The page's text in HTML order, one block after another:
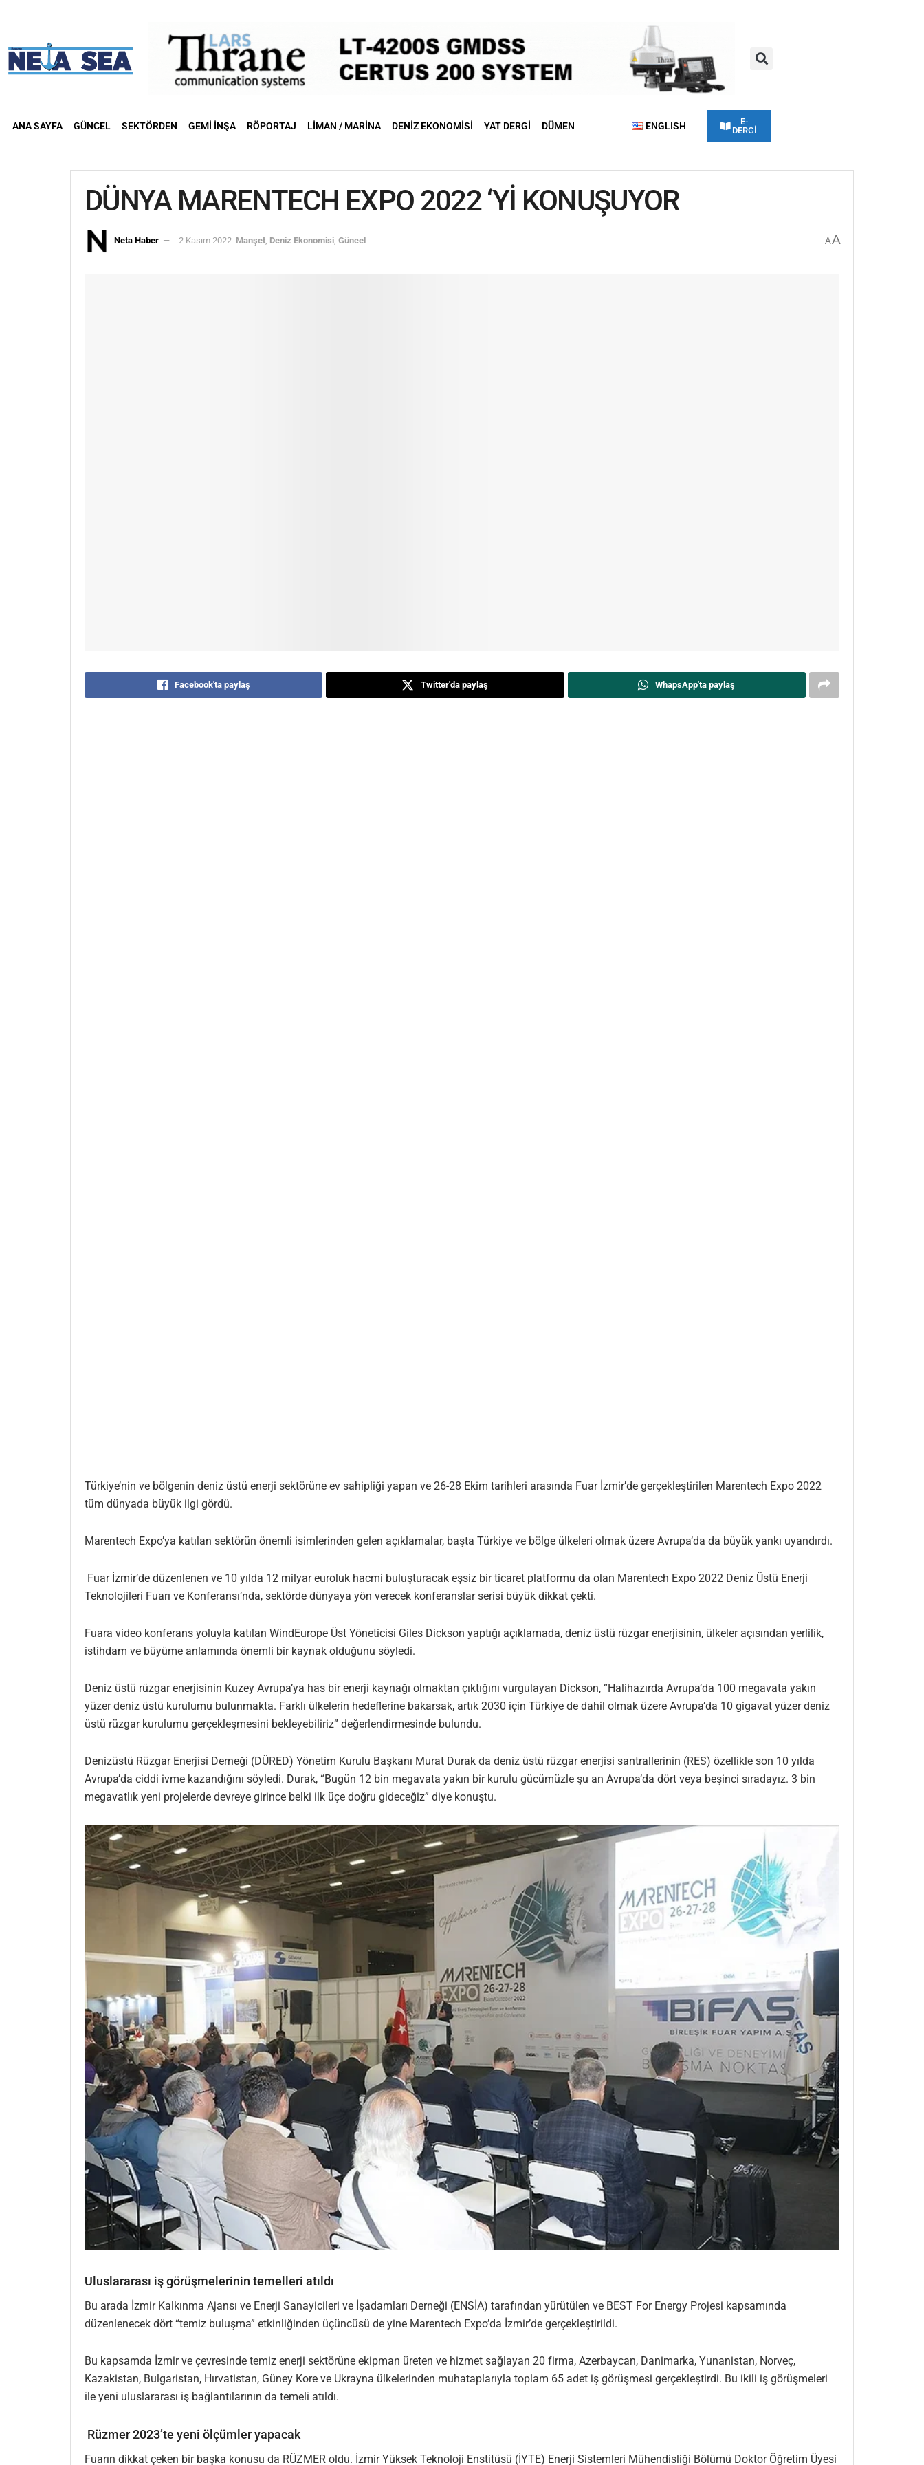
ANA SAYFA GÜNCEL SEKTÖRDEN GEMI İNŞA RÖPORTAJ LIMAN / MARINA DENIZ EKONOMISI YAT DERGI DÜMEN ENGLISH
E-
DERGİ
DÜNYA MARENTECH EXPO 2022 ‘Yİ KONUŞUYOR
Neta Haber 2 Kasım 2022 Manşet Deniz Ekonomisi Güncel AA
Facebook'ta paylaş Twitter'da paylaş WhapsApp'ta paylaş
Türkiye’nin ve bölgenin deniz üstü enerji sektörüne ev sahipliği yapan ve 26-28 Ekim tarihleri arasında Fuar İzmir’de gerçekleştirilen Marentech Expo 2022
tüm dünyada büyük ilgi gördü.
Marentech Expo’ya katılan sektörün önemli isimlerinden gelen açıklamalar, başta Türkiye ve bölge ülkeleri olmak üzere Avrupa’da da büyük yankı uyandırdı.
Fuar İzmir’de düzenlenen ve 10 yılda 12 milyar euroluk hacmi buluşturacak eşsiz bir ticaret platformu da olan Marentech Expo 2022 Deniz Üstü Enerji
Teknolojileri Fuarı ve Konferansı’nda, sektörde dünyaya yön verecek konferanslar serisi büyük dikkat çekti.
Fuara video konferans yoluyla katılan WindEurope Üst Yöneticisi Giles Dickson yaptığı açıklamada, deniz üstü rüzgar enerjisinin, ülkeler açısından yerlilik,
istihdam ve büyüme anlamında önemli bir kaynak olduğunu söyledi.
Deniz üstü rüzgar enerjisinin Kuzey Avrupa’ya has bir enerji kaynağı olmaktan çıktığını vurgulayan Dickson, “Halihazırda Avrupa’da 100 megavata yakın
yüzer deniz üstü kurulumu bulunmakta. Farklı ülkelerin hedeflerine bakarsak, artık 2030 için Türkiye de dahil olmak üzere Avrupa’da 10 gigavat yüzer deniz
üstü rüzgar kurulumu gerçekleşmesini bekleyebiliriz” değerlendirmesinde bulundu.
Denizüstü Rüzgar Enerjisi Derneği (DÜRED) Yönetim Kurulu Başkanı Murat Durak da deniz üstü rüzgar enerjisi santrallerinin (RES) özellikle son 10 yılda
Avrupa’da ciddi ivme kazandığını söyledi. Durak, “Bugün 12 bin megavata yakın bir kurulu gücümüzle şu an Avrupa’da dört veya beşinci sıradayız. 3 bin
megavatlık yeni projelerde devreye girince belki ilk üçe doğru gideceğiz” diye konuştu.
Uluslararası iş görüşmelerinin temelleri atıldı
Bu arada İzmir Kalkınma Ajansı ve Enerji Sanayicileri ve İşadamları Derneği (ENSİA) tarafından yürütülen ve BEST For Energy Projesi kapsamında
düzenlenecek dört “temiz buluşma” etkinliğinden üçüncüsü de yine Marentech Expo’da İzmir’de gerçekleştirildi.
Bu kapsamda İzmir ve çevresinde temiz enerji sektörüne ekipman üreten ve hizmet sağlayan 20 firma, Azerbaycan, Danimarka, Yunanistan, Norveç,
Kazakistan, Bulgaristan, Hırvatistan, Güney Kore ve Ukrayna ülkelerinden muhataplarıyla toplam 65 adet iş görüşmesi gerçekleştirdi. Bu ikili iş görüşmeleri
ile yeni uluslararası iş bağlantılarının da temeli atıldı.
Rüzmer 2023’te yeni ölçümler yapacak
Fuarın dikkat çeken bir başka konusu da RÜZMER oldu. İzmir Yüksek Teknoloji Enstitüsü (İYTE) Enerji Sistemleri Mühendisliği Bölümü Doktor Öğretim Üyesi